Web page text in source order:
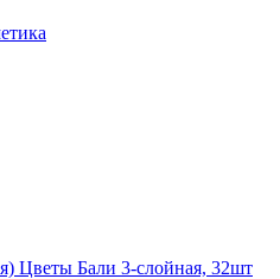
Цветы Бали 3-слойная, 32шт